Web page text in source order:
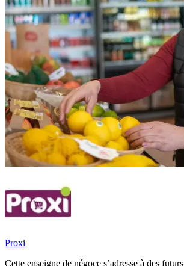
Proxi
Cette enseigne de négoce s’adresse à des futurs